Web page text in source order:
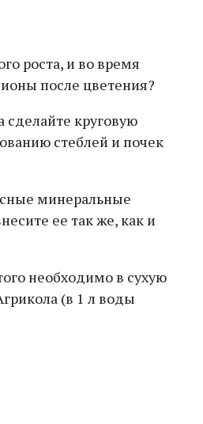
роста, и во время
после цветения?
круговую
стеблей и почек
минеральные
ее так же, как и
необходимо в сухую
(в 1 л воды